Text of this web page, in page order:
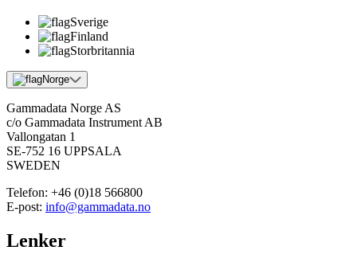
Sverige
Finland
Storbritannia
Norge
Gammadata Norge AS
c/o Gammadata Instrument AB
Vallongatan 1
SE-752 16 UPPSALA
SWEDEN
Telefon: +46 (0)18 566800
E-post: info@gammadata.no
Lenker